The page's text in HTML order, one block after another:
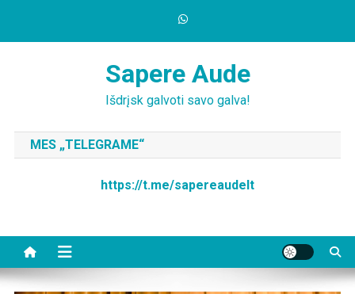
Sapere Aude
Išdrįsk galvoti savo galva!
MES „TELEGRAME“
https://t.me/sapereaudelt